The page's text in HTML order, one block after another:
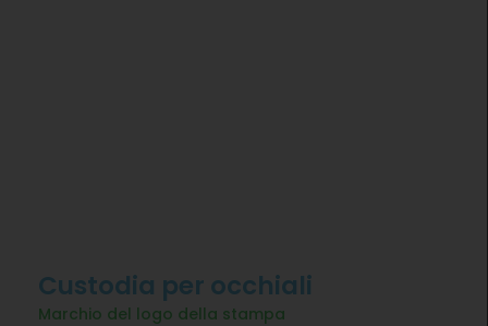
Custodia per occhiali
Marchio del logo della stampa